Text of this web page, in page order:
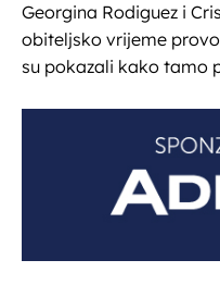
Georgina Rodiguez i
obiteljsko vrijeme
su pokazali kako tamo